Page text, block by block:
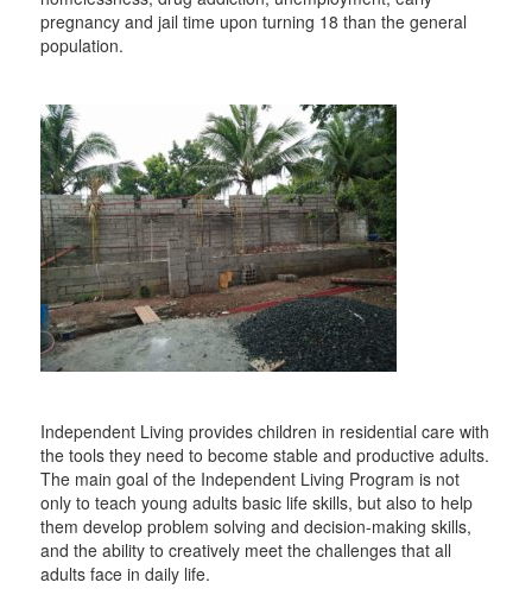
pregnancy and jail time upon turning 18 than the general
population.
Independent Living provides children in residential care with
the tools they need to become stable and productive adults.
The main goal of the Independent Living Program is not
only to teach young adults basic life skills, but also to help
them develop problem solving and decision-making skills,
and the ability to creatively meet the challenges that all
adults face in daily life.